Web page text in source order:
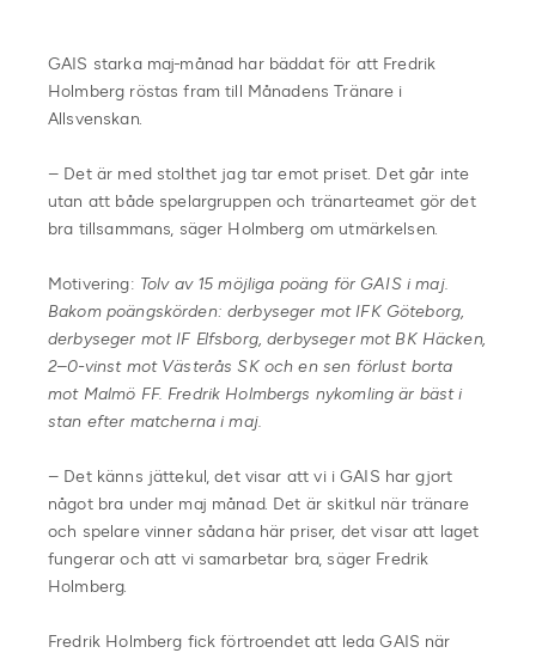
GAIS starka maj-månad har bäddat för att Fredrik
Holmberg röstas fram till Månadens Tränare i
Allsvenskan.
– Det är med stolthet jag tar emot priset. Det går inte
utan att både spelargruppen och tränarteamet gör det
bra tillsammans, säger Holmberg om utmärkelsen.
Motivering: Tolv av 15 möjliga poäng för GAIS i maj.
Bakom poängskörden: derbyseger mot IFK Göteborg,
derbyseger mot IF Elfsborg, derbyseger mot BK Häcken,
2–0-vinst mot Västerås SK och en sen förlust borta
mot Malmö FF. Fredrik Holmbergs nykomling är bäst i
stan efter matcherna i maj.
– Det känns jättekul, det visar att vi i GAIS har gjort
något bra under maj månad. Det är skitkul när tränare
och spelare vinner sådana här priser, det visar att laget
fungerar och att vi samarbetar bra, säger Fredrik
Holmberg.
Fredrik Holmberg fick förtroendet att leda GAIS när